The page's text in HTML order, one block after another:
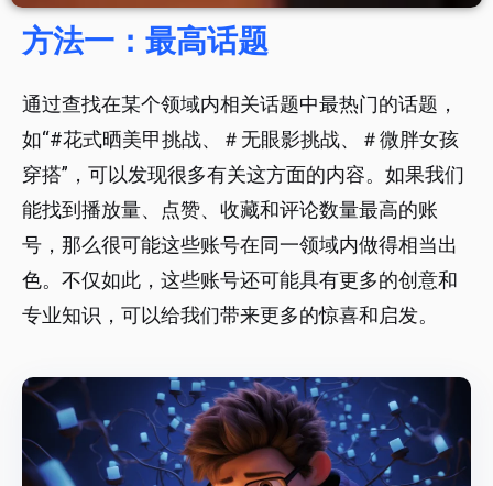
方法一：最高话题
通过查找在某个领域内相关话题中最热门的话题，
如“#花式晒美甲挑战、＃无眼影挑战、＃微胖女孩
穿搭”，可以发现很多有关这方面的内容。如果我们
能找到播放量、点赞、收藏和评论数量最高的账
号，那么很可能这些账号在同一领域内做得相当出
色。不仅如此，这些账号还可能具有更多的创意和
专业知识，可以给我们带来更多的惊喜和启发。